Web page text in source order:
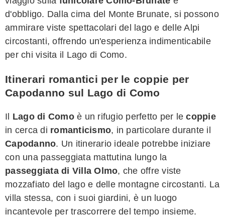
d'obbligo. Dalla cima del Monte Brunate, si possono
ammirare viste spettacolari del lago e delle Alpi
circostanti, offrendo un'esperienza indimenticabile
per chi visita il Lago di Como.
Itinerari romantici per le coppie per
Capodanno sul Lago di Como
Il Lago di Comoè un rifugio perfetto per lecoppie
in cerca di romanticismo, in particolare durante il
Capodanno. Un itinerario ideale potrebbe iniziare
con una passeggiata mattutina lungo la
passeggiata di Villa Olmo, che offre viste
mozzafiato del lago e delle montagne circostanti. La
villa stessa, con i suoi giardini, è un luogo
incantevole per trascorrere del tempo insieme.